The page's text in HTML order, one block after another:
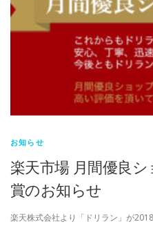
お知らせ
楽天市場 月間優良
賞のお知らせ
楽天株式会社より「ドリラン」が